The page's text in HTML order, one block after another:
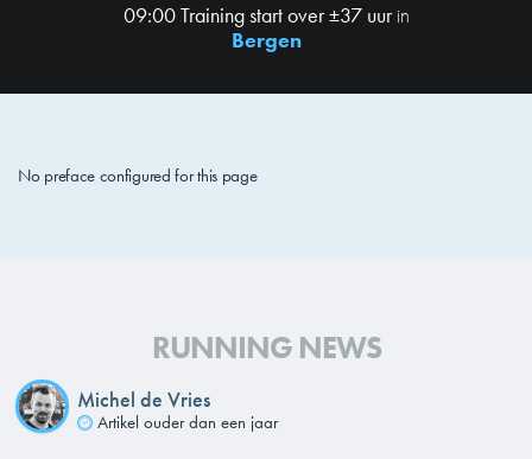
09:00 Training start over ±37 uurin
Bergen
No preface configured for this page
RUNNING NEWS
Michel de Vries
Artikel ouder dan een jaar